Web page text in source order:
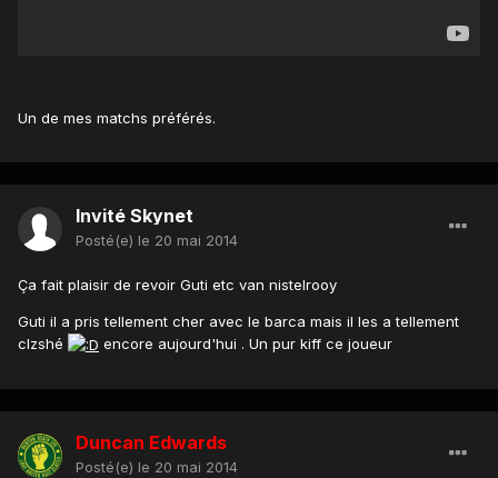
Un de mes matchs préférés.
Invité Skynet
Posté(e) le 20 mai 2014
Ça fait plaisir de revoir Guti etc van nistelrooy
Guti il a pris tellement cher avec le barca mais il les a tellement
clzshé
encore aujourd'hui . Un pur kiff ce joueur
Duncan Edwards
Posté(e) le 20 mai 2014